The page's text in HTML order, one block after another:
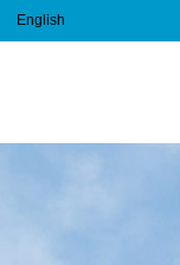
English